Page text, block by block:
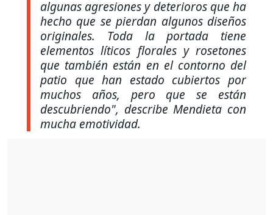
algunas agresiones y deterioros que ha
hecho que se pierdan algunos diseños
originales. Toda la portada tiene
elementos líticos florales y rosetones
que también están en el contorno del
patio que han estado cubiertos por
muchos años, pero que se están
descubriendo", describe Mendieta con
mucha emotividad.